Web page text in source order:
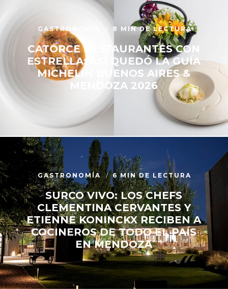
GASTRONOMÍA 8 MIN DE LECTURA
CATORCE RESTAURANTES CON
ESTRELLA: ASÍ QUEDÓ LA GUÍA
MICHELIN BUENOS AIRES &
MENDOZA 2026
GASTRONOMÍA 6 MIN DE LECTURA
SURCO VIVO: LOS CHEFS
CLEMENTINA CERVANTES Y
ETIENNE KONINCKX RECIBEN A
COCINEROS DE TODO EL PAÍS
EN MENDOZA